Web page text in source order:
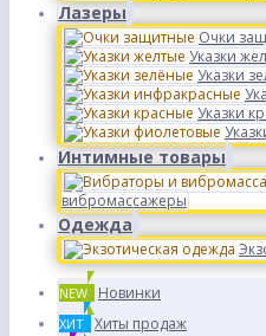
Лазеры
Очки
Указки
Указки
Указки
Интимные товары
вибромассажеры
Одежда
NEW Новинки
ХИТ Хиты продаж